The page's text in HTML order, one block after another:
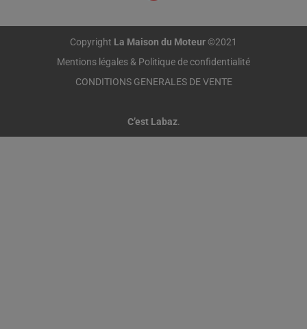
Copyright La Maison du Moteur©2021
Mentions légales & Politique de confidentialité
CONDITIONS GENERALES DE VENTE
C’est Labaz.